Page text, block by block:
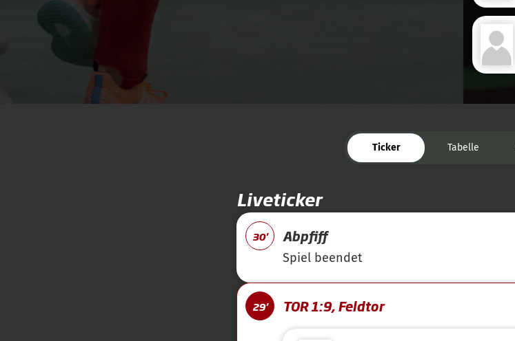
Ticker Tabelle
Liveticker
30' Abpfiff
Spiel beendet
29' TOR 1:9, Feldtor